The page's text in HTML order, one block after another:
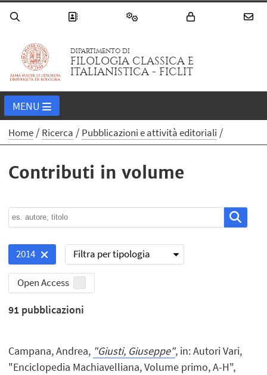
DIPARTIMENTO DI
FILOLOGIA CLASSICA E
ITALIANISTICA - FICLIT
MENU
Home Ricerca Pubblicazioni e attività editoriali
Contributi in volume
2014 Filtra per tipologia
Open Access
91 pubblicazioni
Campana, Andrea, "Giusti, Giuseppe", in: Autori Vari,
"Enciclopedia Machiavelliana, Volume primo, A-H",